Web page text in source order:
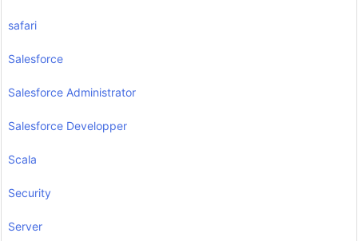
safari
Salesforce
Salesforce Administrator
Salesforce Developper
Scala
Security
Server